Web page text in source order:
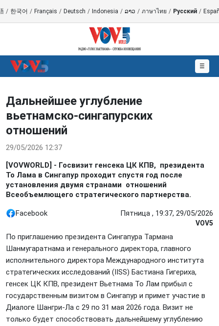
/ 한국어 / Français / Deutsch / Indonesia / ລາວ / ภาษาไทย / Русский /
☰
Дальнейшее углубление
вьетнамско-сингапурских
отношений
29/05/2026 12:37
[VOVWORLD] - Госвизит генсека ЦК КПВ, президента
То Лама в Сингапур проходит спустя год после
установления двумя странами отношений
Всеобъемлющего стратегического партнерства.
Facebook Пятница , 19:37, 29/05/2026
VOV5
По приглашению президента Сингапура Тармана
Шанмугаратнама и генерального директора, главного
исполнительного директора Международного института
стратегических исследований (IISS) Бастиана Гигериха,
генсек ЦК КПВ, президент Вьетнама То Лам прибыл с
государственным визитом в Сингапур и примет участие в
Диалоге Шангри-Ла с 29 по 31 мая 2026 года. Визит не
только будет способствовать дальнейшему углублению